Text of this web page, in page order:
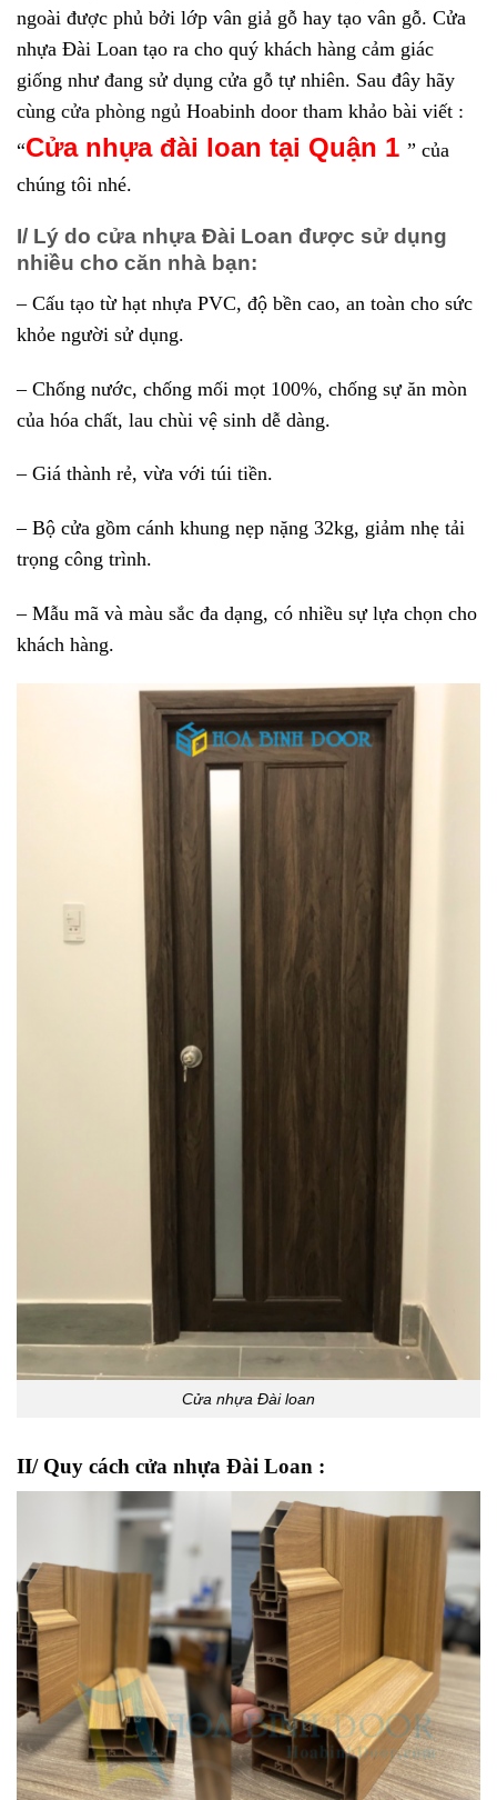
ngoài được phủ bởi lớp vân giả gỗ hay tạo vân gỗ. Cửa
nhựa Đài Loan tạo ra cho quý khách hàng cảm giác
giống như đang sử dụng cửa gỗ tự nhiên. Sau đây hãy
cùng cửa phòng ngủ Hoabinh door tham khảo bài viết :
“Cửa nhựa đài loan tại Quận 1 ” của
chúng tôi nhé.
I/ Lý do cửa nhựa Đài Loan được sử dụng
nhiều cho căn nhà bạn:
– Cấu tạo từ hạt nhựa PVC, độ bền cao, an toàn cho sức
khỏe người sử dụng.
– Chống nước, chống mối mọt 100%, chống sự ăn mòn
của hóa chất, lau chùi vệ sinh dễ dàng.
– Giá thành rẻ, vừa với túi tiền.
– Bộ cửa gồm cánh khung nẹp nặng 32kg, giảm nhẹ tải
trọng công trình.
– Mẫu mã và màu sắc đa dạng, có nhiều sự lựa chọn cho
khách hàng.
Cửa nhựa Đài loan
II/ Quy cách cửa nhựa Đài Loan :